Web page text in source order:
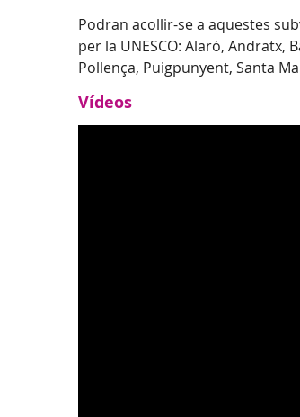
Podran acollir-se a aquestes
per la UNESCO: Alaró, Andratx,
Pollença, Puigpunyent, Santa
Vídeos